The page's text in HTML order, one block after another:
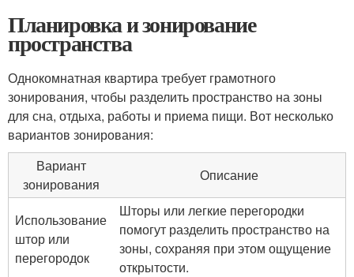
Планировка и зонирование
пространства
Однокомнатная квартира требует грамотного
зонирования, чтобы разделить пространство на зоны
для сна, отдыха, работы и приема пищи. Вот несколько
вариантов зонирования:
Вариант
зонирования
Описание
Использование
штор или
перегородок
Шторы или легкие перегородки
помогут разделить пространство на
зоны, сохраняя при этом ощущение
открытости.